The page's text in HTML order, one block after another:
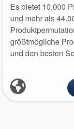
Video
Es bietet 10.000
und mehr als
größtmögliche
und den besten